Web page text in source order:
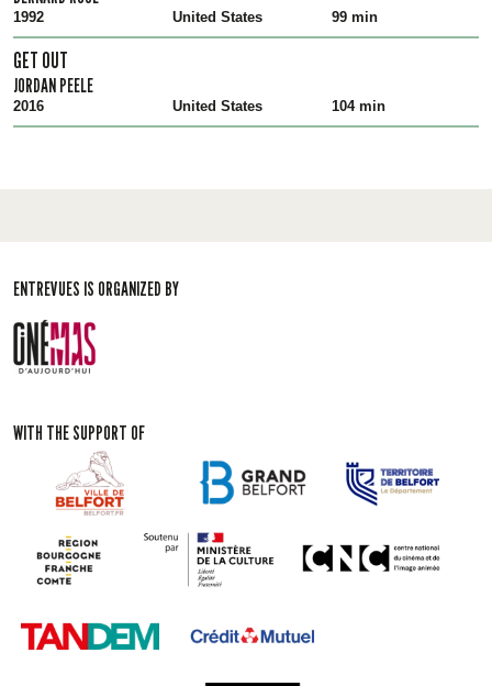
1992 United States 99 min
GET OUT
JORDAN PEELE
2016 United States 104 min
ENTREVUES IS ORGANIZED BY
WITH THE SUPPORT OF